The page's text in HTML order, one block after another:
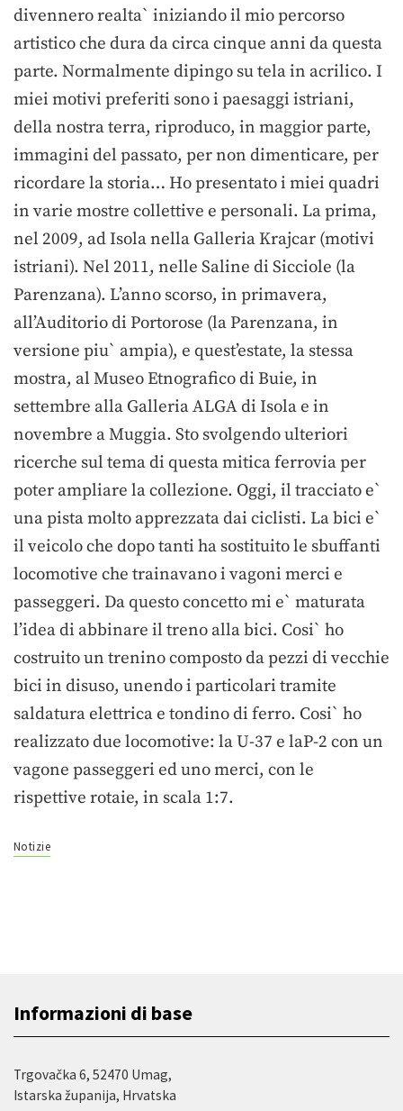
divennero realta` iniziando il mio percorso
artistico che dura da circa cinque anni da questa
parte. Normalmente dipingo su tela in acrilico. I
miei motivi preferiti sono i paesaggi istriani,
della nostra terra, riproduco, in maggior parte,
immagini del passato, per non dimenticare, per
ricordare la storia… Ho presentato i miei quadri
in varie mostre collettive e personali. La prima,
nel 2009, ad Isola nella Galleria Krajcar (motivi
istriani). Nel 2011, nelle Saline di Sicciole (la
Parenzana). L’anno scorso, in primavera,
all’Auditorio di Portorose (la Parenzana, in
versione piu` ampia), e quest’estate, la stessa
mostra, al Museo Etnografico di Buie, in
settembre alla Galleria ALGA di Isola e in
novembre a Muggia. Sto svolgendo ulteriori
ricerche sul tema di questa mitica ferrovia per
poter ampliare la collezione. Oggi, il tracciato e`
una pista molto apprezzata dai ciclisti. La bici e`
il veicolo che dopo tanti ha sostituito le sbuffanti
locomotive che trainavano i vagoni merci e
passeggeri. Da questo concetto mi e` maturata
l’idea di abbinare il treno alla bici. Cosi` ho
costruito un trenino composto da pezzi di vecchie
bici in disuso, unendo i particolari tramite
saldatura elettrica e tondino di ferro. Cosi` ho
realizzato due locomotive: la U-37 e laP-2 con un
vagone passeggeri ed uno merci, con le
rispettive rotaie, in scala 1:7.
Notizie
Informazioni di base
Trgovačka 6, 52470 Umag,
Istarska županija, Hrvatska